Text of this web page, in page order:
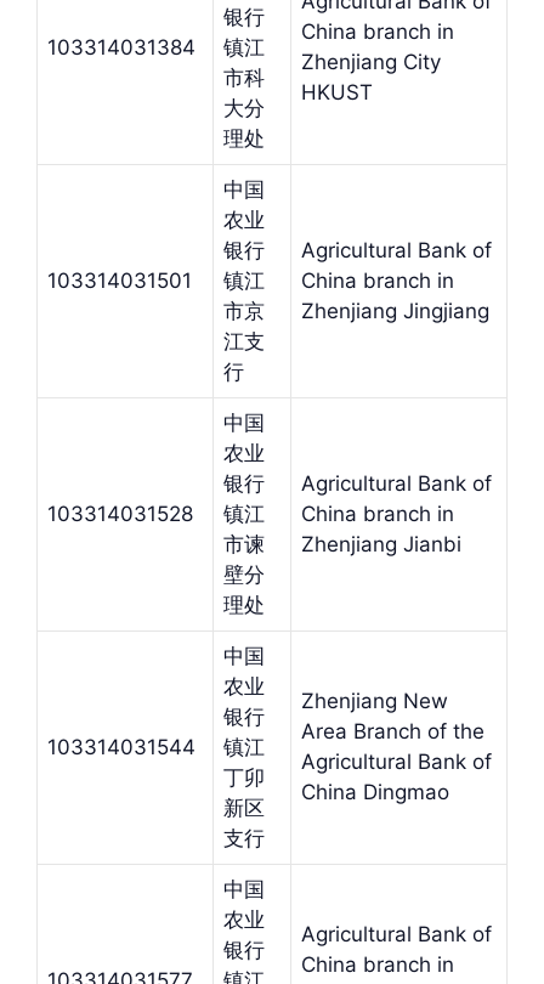
103314031384
银行
镇江
市科
大分
理处
China branch in
Zhenjiang City
HKUST
103314031501
中国
农业
银行
镇江
市京
江支
行
Agricultural Bank of
China branch in
Zhenjiang Jingjiang
103314031528
中国
农业
银行
镇江
市谏
壁分
理处
Agricultural Bank of
China branch in
Zhenjiang Jianbi
103314031544
中国
农业
银行
镇江
丁卯
新区
支行
Zhenjiang New
Area Branch of the
Agricultural Bank of
China Dingmao
中国
农业
银行
Agricultural Bank of
China branch in